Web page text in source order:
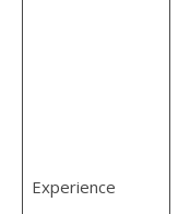
Experience